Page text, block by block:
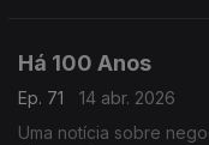
Há 100 Anos
Ep. 71
14 abr. 2026
Uma notícia sobre